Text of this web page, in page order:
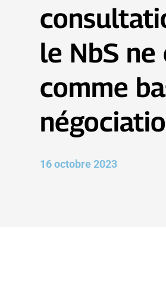
le NbS
comme
16 octobre 2023